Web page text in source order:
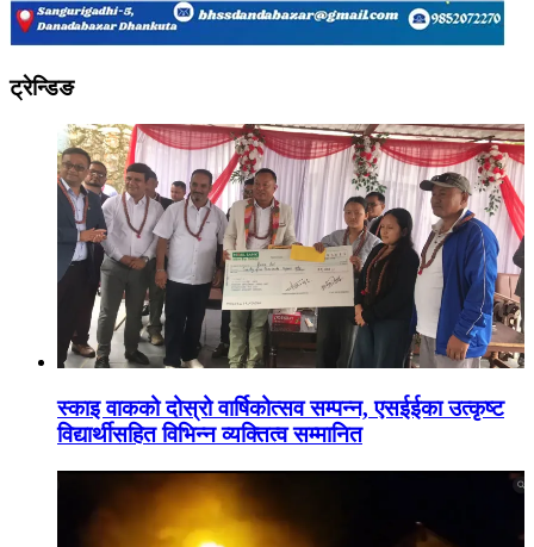
ट्रेन्डिङ
स्काइ वाकको दोस्रो वार्षिकोत्सव सम्पन्न, एसईईका उत्कृष्ट
विद्यार्थीसहित विभिन्न व्यक्तित्व सम्मानित